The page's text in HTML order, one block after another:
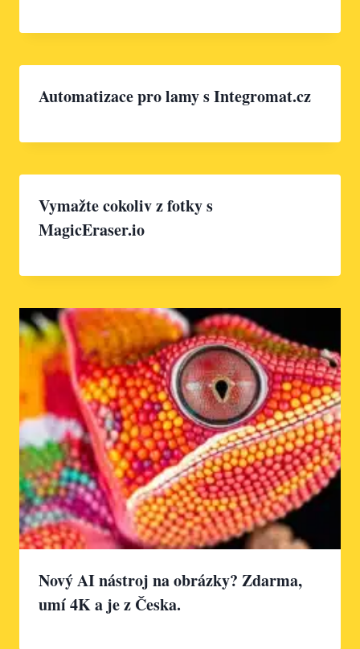
Automatizace pro lamy s Integromat.cz
Vymažte cokoliv z fotky s
MagicEraser.io
Nový AI nástroj na obrázky? Zdarma,
umí 4K a je z Česka.